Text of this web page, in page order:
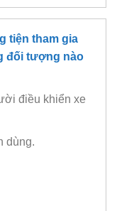
tiện tham gia
đối tượng nào
điều khiển xe
dùng.